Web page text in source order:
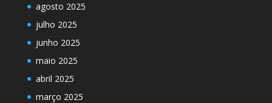
agosto 2025
julho 2025
junho 2025
maio 2025
abril 2025
março 2025